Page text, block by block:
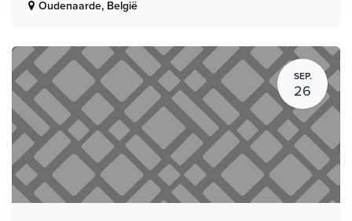
Oudenaarde, België
SEP.
26